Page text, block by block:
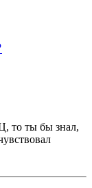
то ты бы знал,